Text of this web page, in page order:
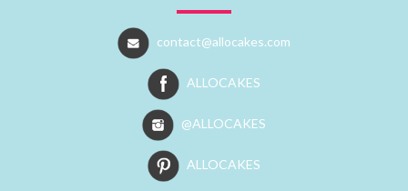
contact@allocakes.com
ALLOCAKES
@ALLOCAKES
ALLOCAKES